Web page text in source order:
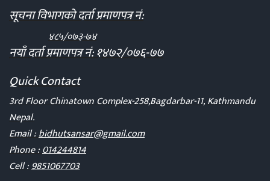
सूचना विभागको दर्ता प्रमाणपत्र नं:
४८५/०७३-७४
नयाँ दर्ता प्रमाणपत्र नं: १४७२/०७६-७७
Quick Contact
3rd Floor Chinatown Complex-258,Bagdarbar-11, Kathmandu
Nepal.
Email :bidhutsansar@gmail.com
Phone :014244814
Cell :9851067703